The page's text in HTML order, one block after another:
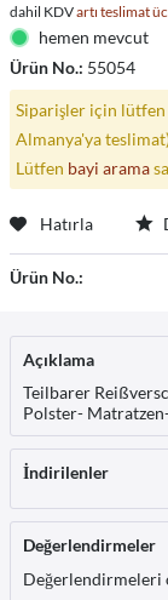
dahil KDVartı teslimat
hemen mevcut
Ürün No.: 55054
Siparişler için lütfen
Almanya'ya
Lütfen bayi arama
Hatırla
Ürün No.:
Açıklama
Teilbarer
Polster-
İndirilenler
Değerlendirmeler
Değerlendirmeleri